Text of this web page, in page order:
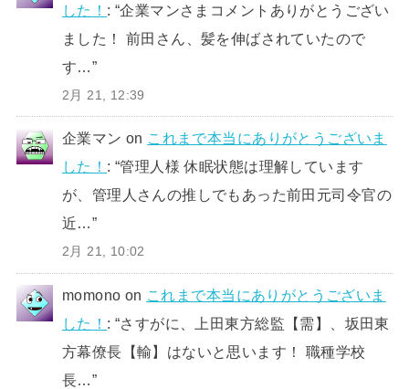
した！ : “企業マンさまコメントありがとうござい
ました！ 前田さん、髪を伸ばされていたので
す…”
2月 21, 12:39
企業マン on これまで本当にありがとうございま
した！ : “管理人様 休眠状態は理解しています
が、管理人さんの推しでもあった前田元司令官の
近…”
2月 21, 10:02
momono on これまで本当にありがとうございま
した！ : “さすがに、上田東方総監【需】、坂田東
方幕僚長【輸】はないと思います！ 職種学校
長…”